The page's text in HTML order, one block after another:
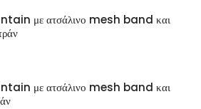
με ατσάλινο mesh band και
με ατσάλινο mesh band και